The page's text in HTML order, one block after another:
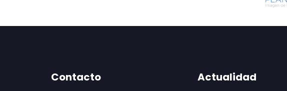
Contacto Actualidad